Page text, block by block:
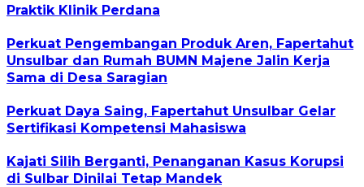
Praktik Klinik Perdana
Perkuat Pengembangan Produk Aren, Fapertahut
Unsulbar dan Rumah BUMN Majene Jalin Kerja
Sama di Desa Saragian
Perkuat Daya Saing, Fapertahut Unsulbar Gelar
Sertifikasi Kompetensi Mahasiswa
Kajati Silih Berganti, Penanganan Kasus Korupsi
di Sulbar Dinilai Tetap Mandek